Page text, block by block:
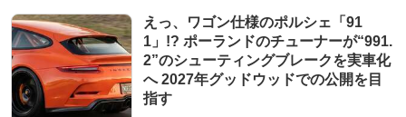
えっ、ワゴン仕様のポルシェ「91
1」!? ポーランドのチューナーが“991.
2”のシューティングブレークを実車化
へ 2027年グッドウッドでの公開を目
指す